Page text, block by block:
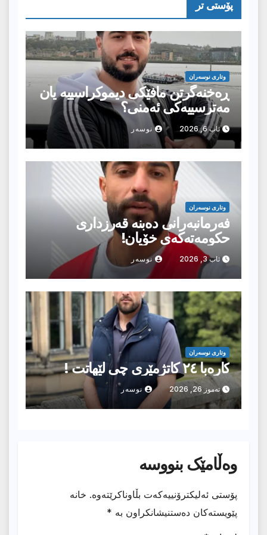
پۆستى تر
وتارى نوسەران
ڕەخنەگرتن مافێکی دیموکراسییە یان
مەترسییەکی ئەمنی؟
ئاب 6, 2026 نوسەر
وتارى نوسەران
فەرمانبەرانی دەبنە قەرزداری
حکومەتەکەی خۆیان!
ئاب 3, 2026 نوسەر
وتارى نوسەران
کارەبا ٢٤ کاتژمێرى چی لێهاتت !
تەموز 26, 2026 نوسەر
وەڵامێک بنووسە
پۆستی ئەلیکترۆنییەکەت بڵاوناکرێتەوە. خانە
پێویستەکان دەستنیشانکراون بە *